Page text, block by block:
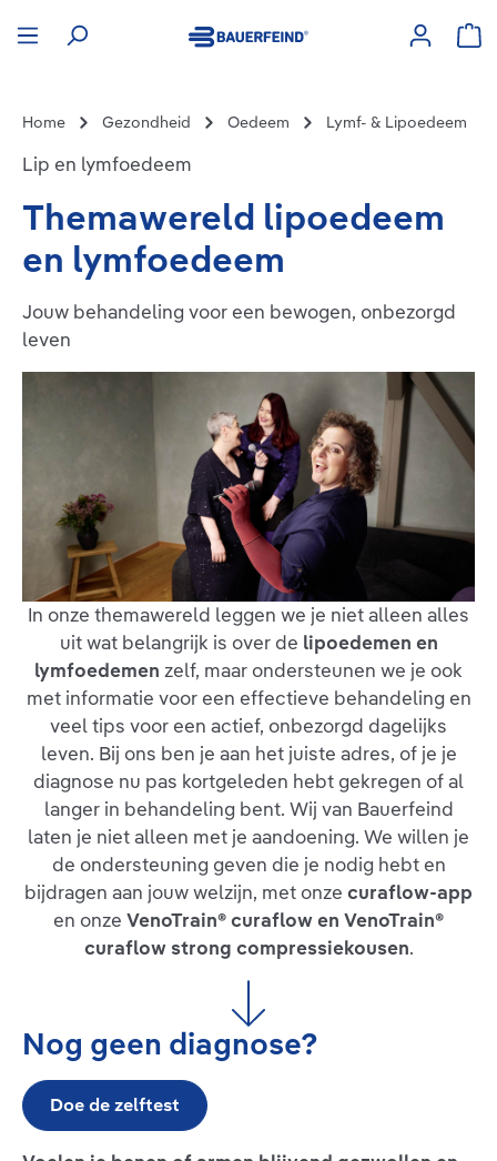
Home Gezondheid Oedeem Lymf- & Lipoedeem
Lip en lymfoedeem
Themawereld lipoedeem
en lymfoedeem
Jouw behandeling voor een bewogen, onbezorgd
leven
In onze themawereld leggen we je niet alleen alles
uit wat belangrijk is over de lipoedemen en
lymfoedemen zelf, maar ondersteunen we je ook
met informatie voor een effectieve behandeling en
veel tips voor een actief, onbezorgd dagelijks
leven. Bij ons ben je aan het juiste adres, of je je
diagnose nu pas kortgeleden hebt gekregen of al
langer in behandeling bent. Wij van Bauerfeind
laten je niet alleen met je aandoening. We willen je
de ondersteuning geven die je nodig hebt en
bijdragen aan jouw welzijn, met onze curaflow-app
en onze VenoTrain® curaflow en VenoTrain®
curaflow strong compressiekousen.
Nog geen diagnose?
Doe de zelftest